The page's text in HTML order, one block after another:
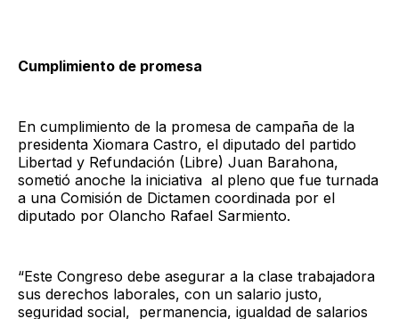
Cumplimiento de promesa
En cumplimiento de la promesa de campaña de la
presidenta Xiomara Castro, el diputado del partido
Libertad y Refundación (Libre) Juan Barahona,
sometió anoche la iniciativa al pleno que fue turnada
a una Comisión de Dictamen coordinada por el
diputado por Olancho Rafael Sarmiento.
“Este Congreso debe asegurar a la clase trabajadora
sus derechos laborales, con un salario justo,
seguridad social, permanencia, igualdad de salarios